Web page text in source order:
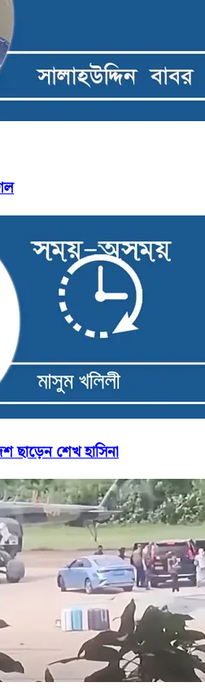
ছাড়েন শেখ হাসিনা